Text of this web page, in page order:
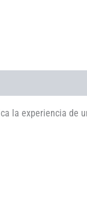
la experiencia de